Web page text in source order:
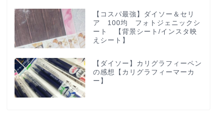
【コスパ最強】ダイソー＆セリ
ア 100均 フォトジェニックシ
ート 【背景シート/インスタ映
えシート】
【ダイソー】カリグラフィーペン
の感想【カリグラフィーマーカ
ー】